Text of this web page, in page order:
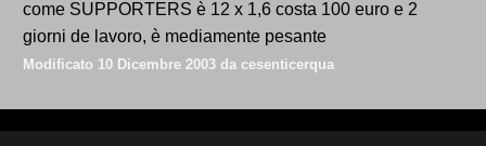
come SUPPORTERS è 12 x 1,6 costa 100 euro e 2
giorni de lavoro, è mediamente pesante
Modificato 10 Dicembre 2003 da cesenticerqua